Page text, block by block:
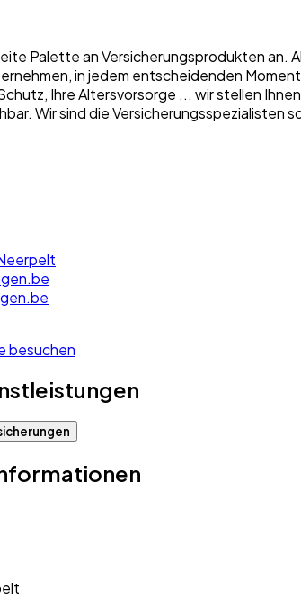
Palette an Versicherungsprodukten an.
in jedem entscheidenden
Ihre Altersvorsorge ... wir stellen
Wir sind die Versicherungsspezialisten
besuchen